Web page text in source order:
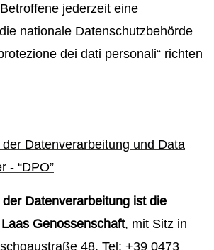
jederzeit eine
nationale Datenschutzbehörde
dei dati personali“ richten
Datenverarbeitung und Data
- “DPO”
Datenverarbeitung ist die
Genossenschaft, mit Sitz in
48, Tel: +39 0473